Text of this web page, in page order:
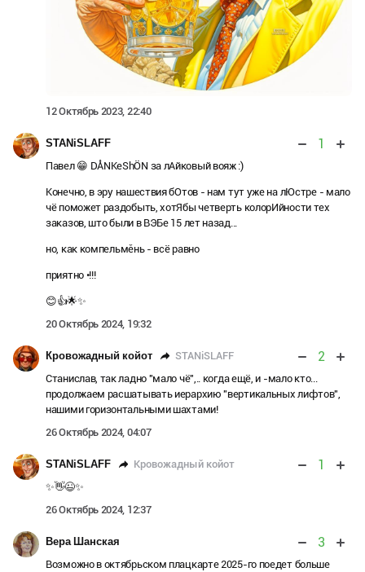
12 Октябрь 2023, 22:40
STANiSLAFF 1
Павел 😁 DÅNKeShÖN за лАйковый вояж :)
Конечно, в эру нашествия бОтов - нам тут уже на лЮстре - мало
чё поможет раздобыть, хотЯбы четверть колорИйности тех
заказов, што были в ВЭБе 15 лет назад...
но, как компельмěнь - всё равно
приятно •!!!
😊👍🌟✨
20 Октябрь 2024, 19:32
Кровожадный койот STANiSLAFF 2
Станислав, так ладно "мало чё",.. когда ещё, и -мало кто...
продолжаем расшатывать иерархию "вертикальных лифтов",
нашими горизонтальными шахтами!
26 Октябрь 2024, 04:07
STANiSLAFF Кровожадный койот 1
✨👋😉✨
26 Октябрь 2024, 12:37
Вера Шанская 3
Возможно в октябрьском плацкарте 2025-го поедет больше